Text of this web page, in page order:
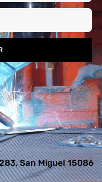
San Miguel 15086